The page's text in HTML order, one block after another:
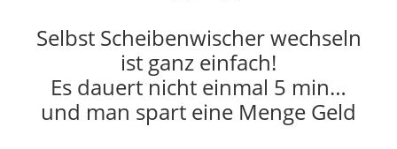
Selbst Scheibenwischer wechseln
ist ganz einfach!
Es dauert nicht einmal 5 min…
und man spart eine Menge Geld